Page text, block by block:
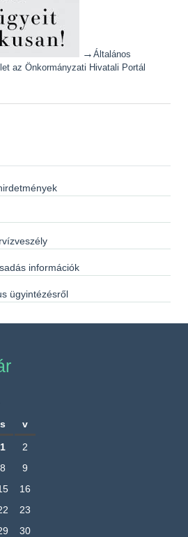
→ Általános
az Önkormányzati Hivatali Portál
információk
ügyintézésről
s v
1
2
8
9
16
23
30